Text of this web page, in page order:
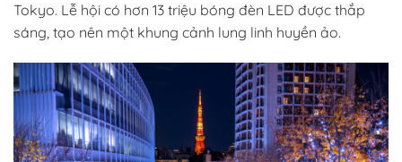
Tokyo. Lễ hội có hơn 13 triệu bóng đèn LED được thắp
sáng, tạo nên một khung cảnh lung linh huyền ảo.